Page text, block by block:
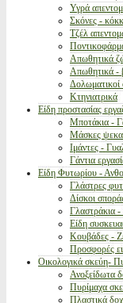
Υγρά
Σκόνες -
Τζέλ
Απωθητικά
Απωθητικά -
Δολωματικοί
Κτηνιατρικά
Είδη προστασίας
Μποτάκια -
Μάσκες
Ιμάντες -
Γάντια
Είδη Φυτωρίου -
Γλάστρες
Δίσκοι
Γλαστράκια
Είδη
Κουβάδες -
Προσφορές
Οικολογικά σκεύη-
Ανοξείδωτα
Πυρίμαχα
Πλαστικά